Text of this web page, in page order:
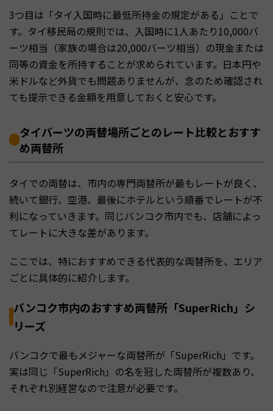
3つ目は「タイ入国時に最低所持金の規定がある」ことで
す。タイ移民局の規則では、入国時に1人あたり10,000バ
ーツ相当（家族の場合は20,000バーツ相当）の現金または
同等の資金を所持することが求められています。日本円や
米ドルなど外貨でも問題ありませんが、念のため確認され
ても提示できる金額を用意しておくと安心です。
タイバーツの両替場所ごとのレート比較とおすす
め両替所
タイでの両替は、市内の専門両替所が最もレートが良く、
続いて銀行、空港、最後にホテルという順番でレートが不
利になっていきます。同じバンコク市内でも、店舗によっ
てレートに大きな差があります。
ここでは、特におすすめできる代表的な両替所を、エリア
ごとに具体的に紹介します。
バンコク市内のおすすめ両替所「SuperRich」シ
リーズ
バンコクで最もメジャーな両替所が「SuperRich」です。
実は同じ「SuperRich」の名を冠した両替所が複数あり、
それぞれ別経営なので注意が必要です。